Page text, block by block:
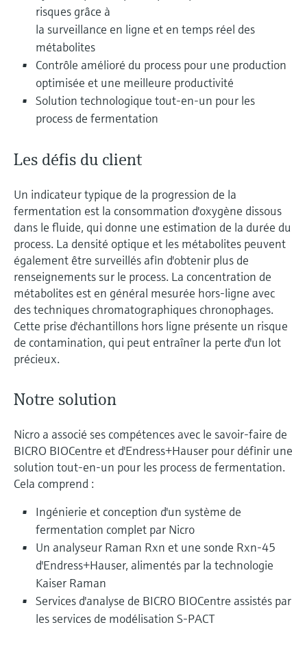
l'application
Device Viewer
Trouver des informations et de la
documentation spécifiques à un produit
Recherche de pièces détachées
Trouvez la bonne pièce de rechange en
accédez aux données spécifiques, vues
éclatées et notices de montage des appareils
Mesure du niveau par barrière à
micro-ondes
Mesure du niveau par la pression
Voir tous
Analyseurs de dureté, fer, etc.
Photomètres de process
Mesure par transmission de micro-
ondes
décisionnels
risques grâce à
la surveillance en ligne et en temps réel des
métabolites
Contrôle amélioré du process pour une production
optimisée et une meilleure productivité
Solution technologique tout-en-un pour les
process de fermentation
Les défis du client
Un indicateur typique de la progression de la
fermentation est la consommation d'oxygène dissous
dans le fluide, qui donne une estimation de la durée du
process. La densité optique et les métabolites peuvent
également être surveillés afin d'obtenir plus de
renseignements sur le process. La concentration de
métabolites est en général mesurée hors-ligne avec
des techniques chromatographiques chronophages.
Cette prise d'échantillons hors ligne présente un risque
de contamination, qui peut entraîner la perte d'un lot
précieux.
Notre solution
Nicro a associé ses compétences avec le savoir-faire de
BICRO BIOCentre et d'Endress+Hauser pour définir une
solution tout-en-un pour les process de fermentation.
Cela comprend :
Ingénierie et conception d'un système de
fermentation complet par Nicro
Un analyseur Raman Rxn et une sonde Rxn-45
d'Endress+Hauser, alimentés par la technologie
Kaiser Raman
Services d'analyse de BICRO BIOCentre assistés par
les services de modélisation S-PACT